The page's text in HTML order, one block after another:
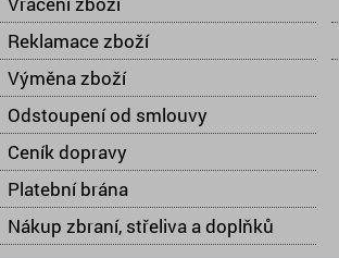
Reklamace zboží
Výměna zboží
Odstoupení od smlouvy
Ceník dopravy
Platební brána
Nákup zbraní, střeliva a doplňků